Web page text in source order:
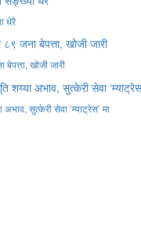
धेरै
खोजी जारी
सुत्केरी सेवा ‘म्याट्रेस’ मा